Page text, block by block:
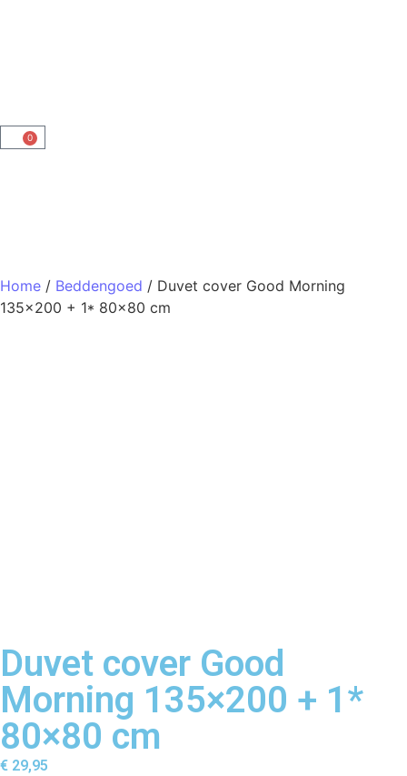
0
Home / Beddengoed / Duvet cover Good Morning
135×200 + 1* 80×80 cm
Duvet cover Good
Morning 135×200 + 1*
80×80 cm
€ 29,95